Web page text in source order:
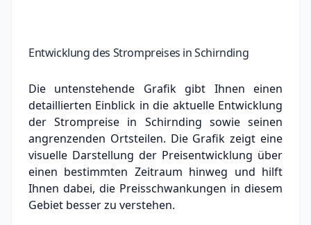
Entwicklung des Strompreises in Schirnding
Die untenstehende Grafik gibt Ihnen einen
detaillierten Einblick in die aktuelle Entwicklung
der Strompreise in Schirnding sowie seinen
angrenzenden Ortsteilen. Die Grafik zeigt eine
visuelle Darstellung der Preisentwicklung über
einen bestimmten Zeitraum hinweg und hilft
Ihnen dabei, die Preisschwankungen in diesem
Gebiet besser zu verstehen.